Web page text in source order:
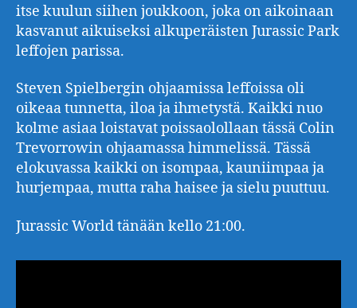
itse kuulun siihen joukkoon, joka on aikoinaan
kasvanut aikuiseksi alkuperäisten Jurassic Park
leffojen parissa.
Steven Spielbergin ohjaamissa leffoissa oli
oikeaa tunnetta, iloa ja ihmetystä. Kaikki nuo
kolme asiaa loistavat poissaolollaan tässä Colin
Trevorrowin ohjaamassa himmelissä. Tässä
elokuvassa kaikki on isompaa, kauniimpaa ja
hurjempaa, mutta raha haisee ja sielu puuttuu.
Jurassic World tänään kello 21:00.